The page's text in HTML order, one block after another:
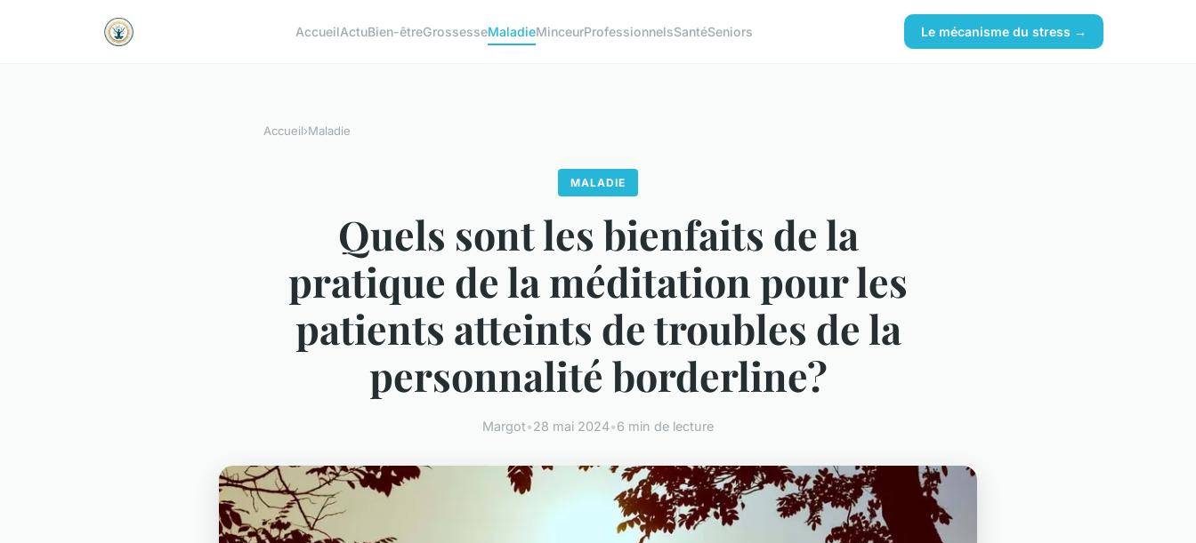
AccueilActuBien-êtreGrossesseMaladieMinceurProfessionnelsSantéSeniors Le mécanisme du stress →
Accueil›Maladie
MALADIE
Quels sont les bienfaits de la
pratique de la méditation pour les
patients atteints de troubles de la
personnalité borderline?
Margot•28 mai 2024•6 min de lecture